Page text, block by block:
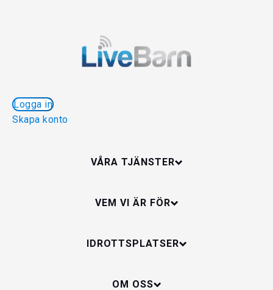
Logga in
Skapa konto
VÅRA TJÄNSTER
VEM VI ÄR FÖR
IDROTTSPLATSER
OM OSS